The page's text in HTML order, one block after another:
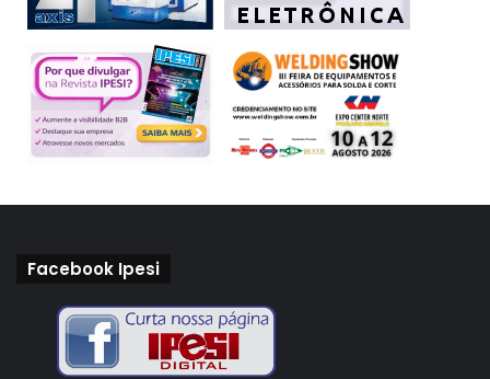
Facebook Ipesi